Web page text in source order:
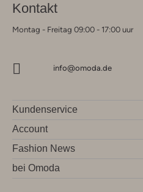
Kontakt
Montag - Freitag 09:00 - 17:00 uur
info@omoda.de
Kundenservice
Account
Fashion News
bei Omoda